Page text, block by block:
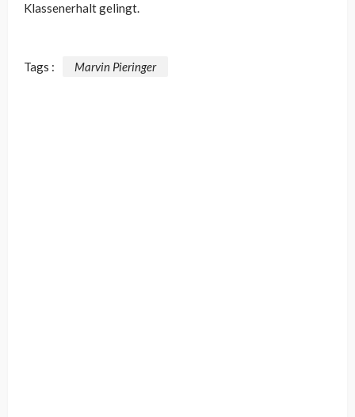
Klassenerhalt gelingt.
Tags : Marvin Pieringer